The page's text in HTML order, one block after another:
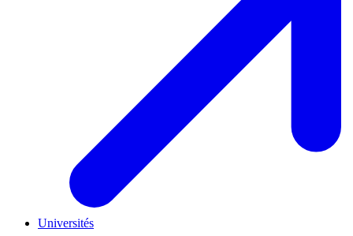
Universités